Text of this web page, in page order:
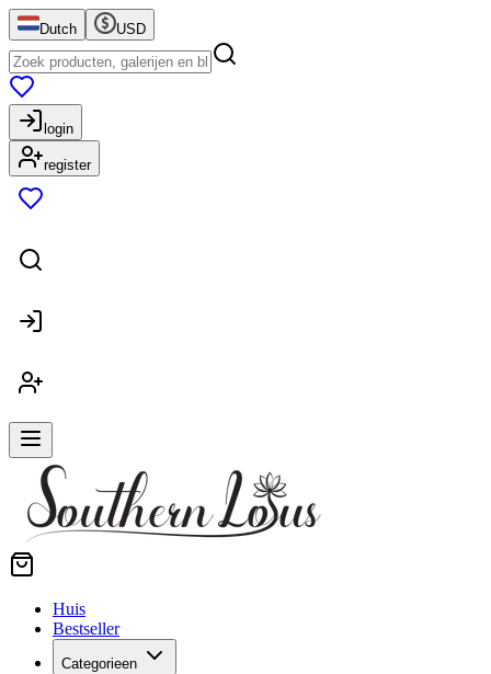
Dutch USD
login
register
Huis
Bestseller
Categorieen